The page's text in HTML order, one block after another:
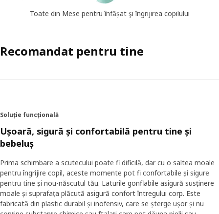
Toate din Mese pentru înfășat şi îngrijirea copilului
Recomandat pentru tine
Soluție funcțională
Ușoară, sigură și confortabilă pentru tine și
bebeluș
Prima schimbare a scutecului poate fi dificilă, dar cu o saltea moale
pentru îngrijire copil, aceste momente pot fi confortabile și sigure
pentru tine și nou-născutul tău. Laturile gonflabile asigură susținere
moale și suprafața plăcută asigură confort întregului corp. Este
fabricată din plastic durabil și inofensiv, care se șterge ușor și nu